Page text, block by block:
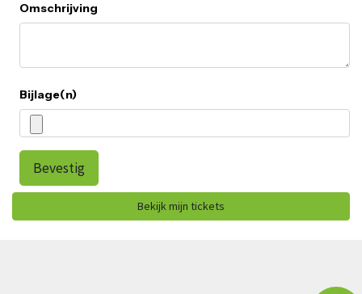
Omschrijving
Bijlage(n)
Bevestig
Bekijk mijn tickets